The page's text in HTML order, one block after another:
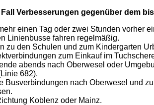
Verbesserungen gegenüber dem
einen Tag oder zwei Stunden vorher
Linienbusse fahren regelmäßig.
zu den Schulen und zum Kindergarten
zum Einkauf im
abends nach Oberwesel oder
682).
Busverbindungen nach Oberwesel und
Koblenz oder Mainz.